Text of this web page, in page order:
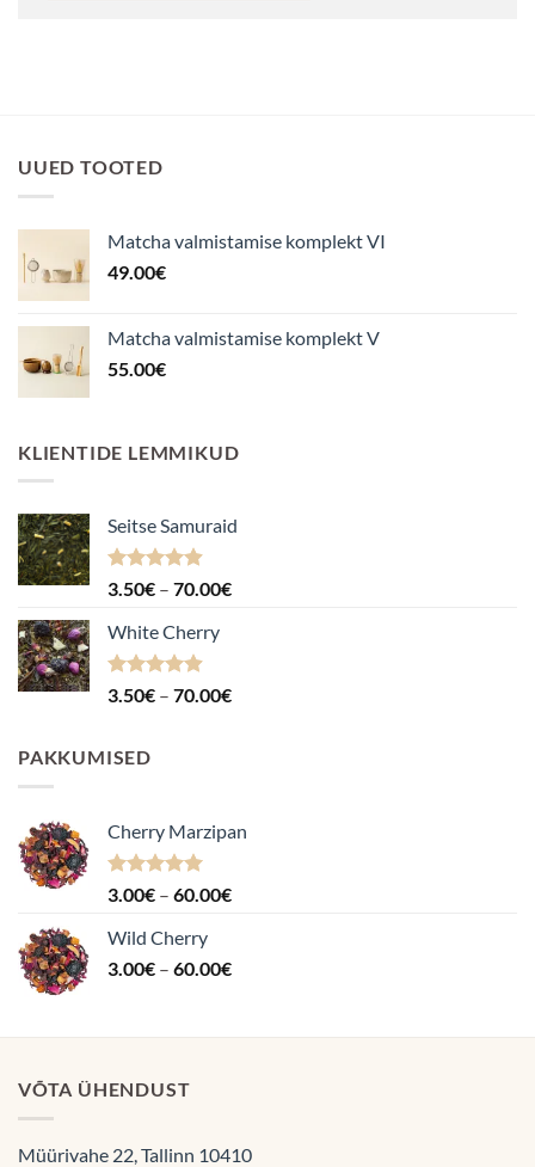
UUED TOOTED
Matcha valmistamise komplekt VI
49.00€
Matcha valmistamise komplekt V
55.00€
KLIENTIDE LEMMIKUD
Seitse Samuraid
Hinnanguga
3.50€ – 70.00€Hinnavahemik:
White Cherry
Hinnanguga
3.50€ – 70.00€Hinnavahemik:
PAKKUMISED
Cherry Marzipan
Hinnanguga
3.00€ – 60.00€Hinnavahemik:
60.00€
Wild Cherry
3.00€ – 60.00€Hinnavahemik:
60.00€
VÕTA ÜHENDUST
Müürivahe 22, Tallinn 10410